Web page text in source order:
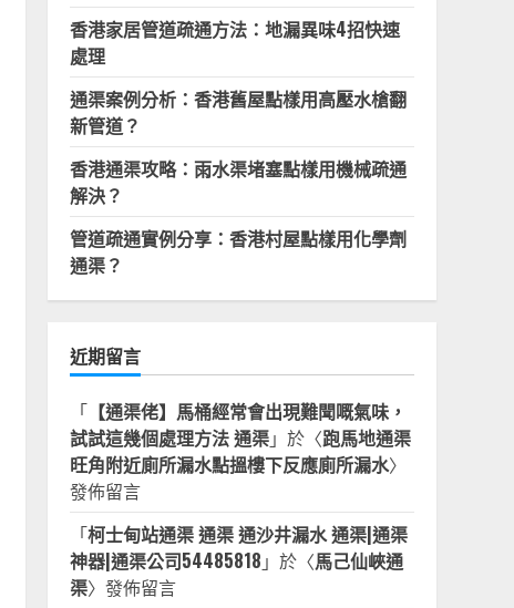
香港家居管道疏通方法：地漏異味4招快速
處理
通渠案例分析：香港舊屋點樣用高壓水槍翻
新管道？
香港通渠攻略：雨水渠堵塞點樣用機械疏通
解決？
管道疏通實例分享：香港村屋點樣用化學劑
通渠？
近期留言
「【通渠佬】馬桶經常會出現難聞嘅氣味，
試試這幾個處理方法 通渠」於〈跑馬地通渠
旺角附近廁所漏水點搵樓下反應廁所漏水〉
發佈留言
「柯士甸站通渠 通渠 通沙井漏水 通渠|通渠
神器|通渠公司54485818 」於〈馬己仙峽通
渠〉發佈留言